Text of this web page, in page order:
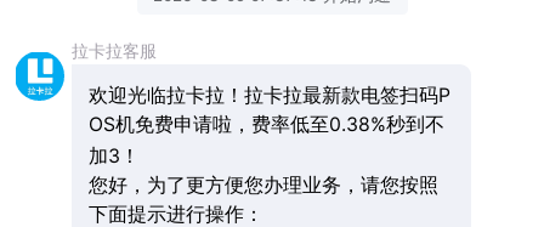
拉卡拉客服
欢迎光临拉卡拉！拉卡拉最新款电签扫码P
OS机免费申请啦，费率低至0.38%秒到不
加3！
您好，为了更方便您办理业务，请您按照
下面提示进行操作：